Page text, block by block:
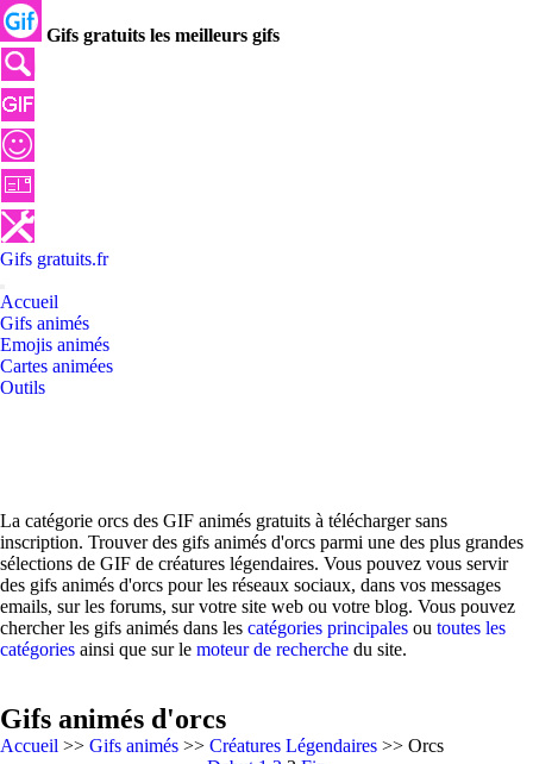
Gifs gratuits les meilleurs gifs
Gifs gratuits.fr
Accueil
Gifs animés
Emojis animés
Cartes animées
Outils
La catégorie orcs des GIF animés gratuits à télécharger sans
inscription. Trouver des gifs animés d'orcs parmi une des plus grandes
sélections de GIF de créatures légendaires. Vous pouvez vous servir
des gifs animés d'orcs pour les réseaux sociaux, dans vos messages
emails, sur les forums, sur votre site web ou votre blog. Vous pouvez
chercher les gifs animés dans les catégories principales ou toutes les
catégories ainsi que sur le moteur de recherche du site.
Gifs animés d'orcs
Accueil >> Gifs animés >> Créatures Légendaires >> Orcs